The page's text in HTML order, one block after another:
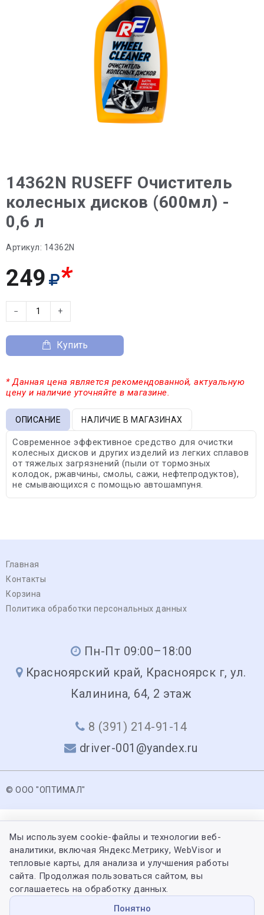
14362N RUSEFF Очиститель
колесных дисков (600мл) -
0,6 л
Артикул: 14362N
249 *
− +
Купить
* Данная цена является рекомендованной, актуальную
цену и наличие уточняйте в магазине.
ОПИСАНИЕ НАЛИЧИЕ В МАГАЗИНАХ
Современное эффективное средство для очистки
колесных дисков и других изделий из легких сплавов
от тяжелых загрязнений (пыли от тормозных
колодок, ржавчины, смолы, сажи, нефтепродуктов),
не смывающихся с помощью автошампуня.
Главная
Контакты
Корзина
Политика обработки персональных данных
Пн-Пт 09:00–18:00
Красноярский край, Красноярск г, ул.
Калинина, 64, 2 этаж
8 (391) 214-91-14
driver-001@yandex.ru
© ООО "ОПТИМАЛ"
Мы используем cookie-файлы и технологии веб-
аналитики, включая Яндекс.Метрику, WebVisor и
тепловые карты, для анализа и улучшения работы
сайта. Продолжая пользоваться сайтом, вы
соглашаетесь на обработку данных.
Понятно